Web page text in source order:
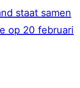
staat samen
op 20 februari